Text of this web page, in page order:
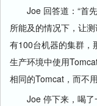
Joe 回答道：“首先
所能及的情况下，让
有100台机器的集群，
生产环境中使用
相同的Tomcat，而不
Joe 停下来，喝了